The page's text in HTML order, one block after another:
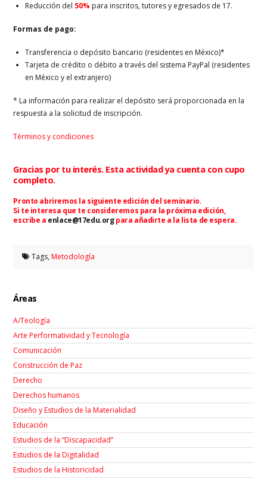
Reducción del 50% para inscritos, tutores y egresados de 17.
Formas de pago:
Transferencia o depósito bancario (residentes en México)*
Tarjeta de crédito o débito a través del sistema PayPal (residentes
en México y el extranjero)
* La información para realizar el depósito será proporcionada en la
respuesta a la solicitud de inscripción.
Términos y condiciones
Gracias por tu interés. Esta actividad ya cuenta con cupo
completo.
Pronto abriremos la siguiente edición del seminario.
Si te interesa que te consideremos para la próxima edición,
escribe a enlace@17edu.orgpara añadirte a la lista de espera.
Tags,Metodología
Áreas
A/Teología
Arte Performatividad y Tecnología
Comunicación
Construcción de Paz
Derecho
Derechos humanos
Diseño y Estudios de la Materialidad
Educación
Estudios de la “Discapacidad”
Estudios de la Digitalidad
Estudios de la Historicidad